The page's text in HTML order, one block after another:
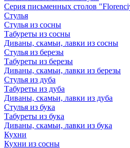
Серия письменных столов
Стулья
Стулья из сосны
Табуреты из сосны
Диваны, скамьи, лавки из сосны
Стулья из березы
Табуреты из березы
Диваны, скамьи, лавки из березы
Стулья из дуба
Табуреты из дуба
Диваны, скамьи, лавки из дуба
Стулья из бука
Табуреты из бука
Диваны, скамьи, лавки из бука
Кухни
Кухни из сосны